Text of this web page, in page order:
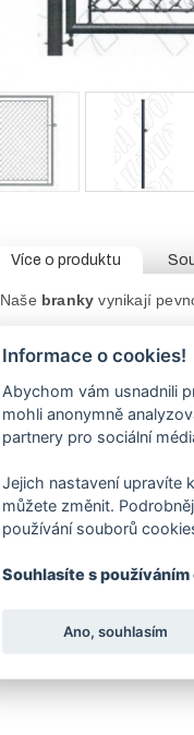
Více o produktu
Naše branky vynikají
V objednávací tabulce
straně jsou panty).
Je nutno upřesnit u
Konstrukce branky je
Součástí brankyje 1
Povrchová úprava je
V záložce související
Upozorňujeme
Informace o cookies!
Abychom vám usnadnili
mohli anonymně
partnery pro sociální
Jejich nastavení upravíte
můžete změnit.
používání souborů
Souhlasíte s
Ano, souhlasím